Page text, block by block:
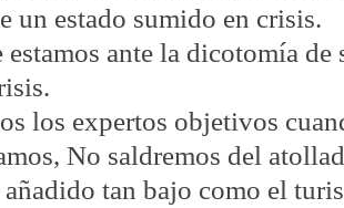
un estado sumido en crisis.
estamos ante la dicotomía
los expertos objetivos
No saldremos del
tan bajo como el